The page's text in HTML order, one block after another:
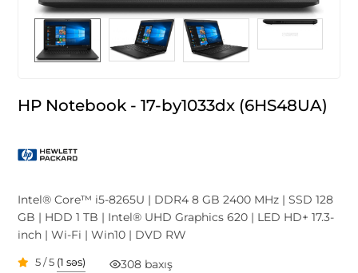
HP Notebook - 17-by1033dx (6HS48UA)
Intel® Core™ i5-8265U | DDR4 8 GB 2400 MHz | SSD 128
GB | HDD 1 TB | Intel® UHD Graphics 620 | LED HD+ 17.3-
inch | Wi-Fi | Win10 | DVD RW
5 / 5 (1 səs) 308 baxış